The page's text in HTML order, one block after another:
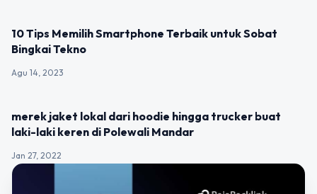
10 Tips Memilih Smartphone Terbaik untuk Sobat
Bingkai Tekno
Agu 14, 2023
merek jaket lokal dari hoodie hingga trucker buat
laki-laki keren di Polewali Mandar
Jan 27, 2022